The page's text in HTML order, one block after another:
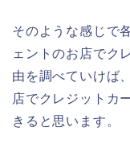
そのような感じで
ェントのお店でク
由を調べていけば
店でクレジットカ
きると思います。